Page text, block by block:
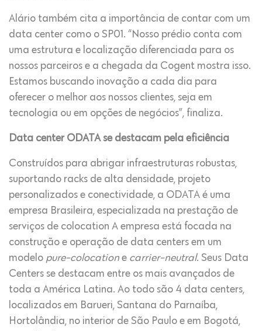
Alário também cita a importância de contar com um
data center como o SP01. “Nosso prédio conta com
uma estrutura e localização diferenciada para os
nossos parceiros e a chegada da Cogent mostra isso.
Estamos buscando inovação a cada dia para
oferecer o melhor aos nossos clientes, seja em
tecnologia ou em opções de negócios”, finaliza.
Data center ODATA se destacam pela eficiência
Construídos para abrigar infraestruturas robustas,
suportando racks de alta densidade, projeto
personalizados e conectividade, a ODATA é uma
empresa Brasileira, especializada na prestação de
serviços de colocation A empresa está focada na
construção e operação de data centers em um
modelo pure-colocation e carrier-neutral. Seus Data
Centers se destacam entre os mais avançados de
toda a América Latina. Ao todo são 4 data centers,
localizados em Barueri, Santana do Parnaíba,
Hortolândia, no interior de São Paulo e em Bogotá,